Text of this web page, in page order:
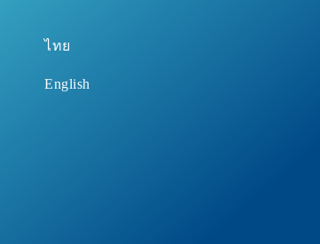
ไทย
English